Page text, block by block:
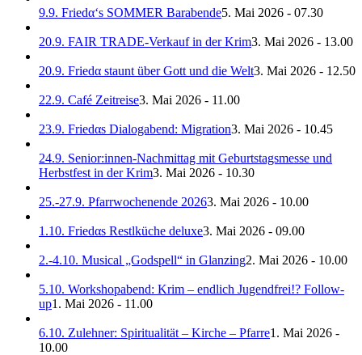
9.9. Friedα‘s SOMMER Barabende5. Mai 2026 - 07.30
20.9. FAIR TRADE-Verkauf in der Krim3. Mai 2026 - 13.00
20.9. Friedα staunt über Gott und die Welt3. Mai 2026 - 12.50
22.9. Café Zeitreise3. Mai 2026 - 11.00
23.9. Friedαs Dialogabend: Migration3. Mai 2026 - 10.45
24.9. Senior:innen-Nachmittag mit Geburtstagsmesse und
Herbstfest in der Krim3. Mai 2026 - 10.30
25.-27.9. Pfarrwochenende 20263. Mai 2026 - 10.00
1.10. Friedαs Restlküche deluxe3. Mai 2026 - 09.00
2.-4.10. Musical „Godspell“ in Glanzing2. Mai 2026 - 10.00
5.10. Workshopabend: Krim – endlich Jugendfrei!? Follow-
up1. Mai 2026 - 11.00
6.10. Zulehner: Spiritualität – Kirche – Pfarre1. Mai 2026 -
10.00